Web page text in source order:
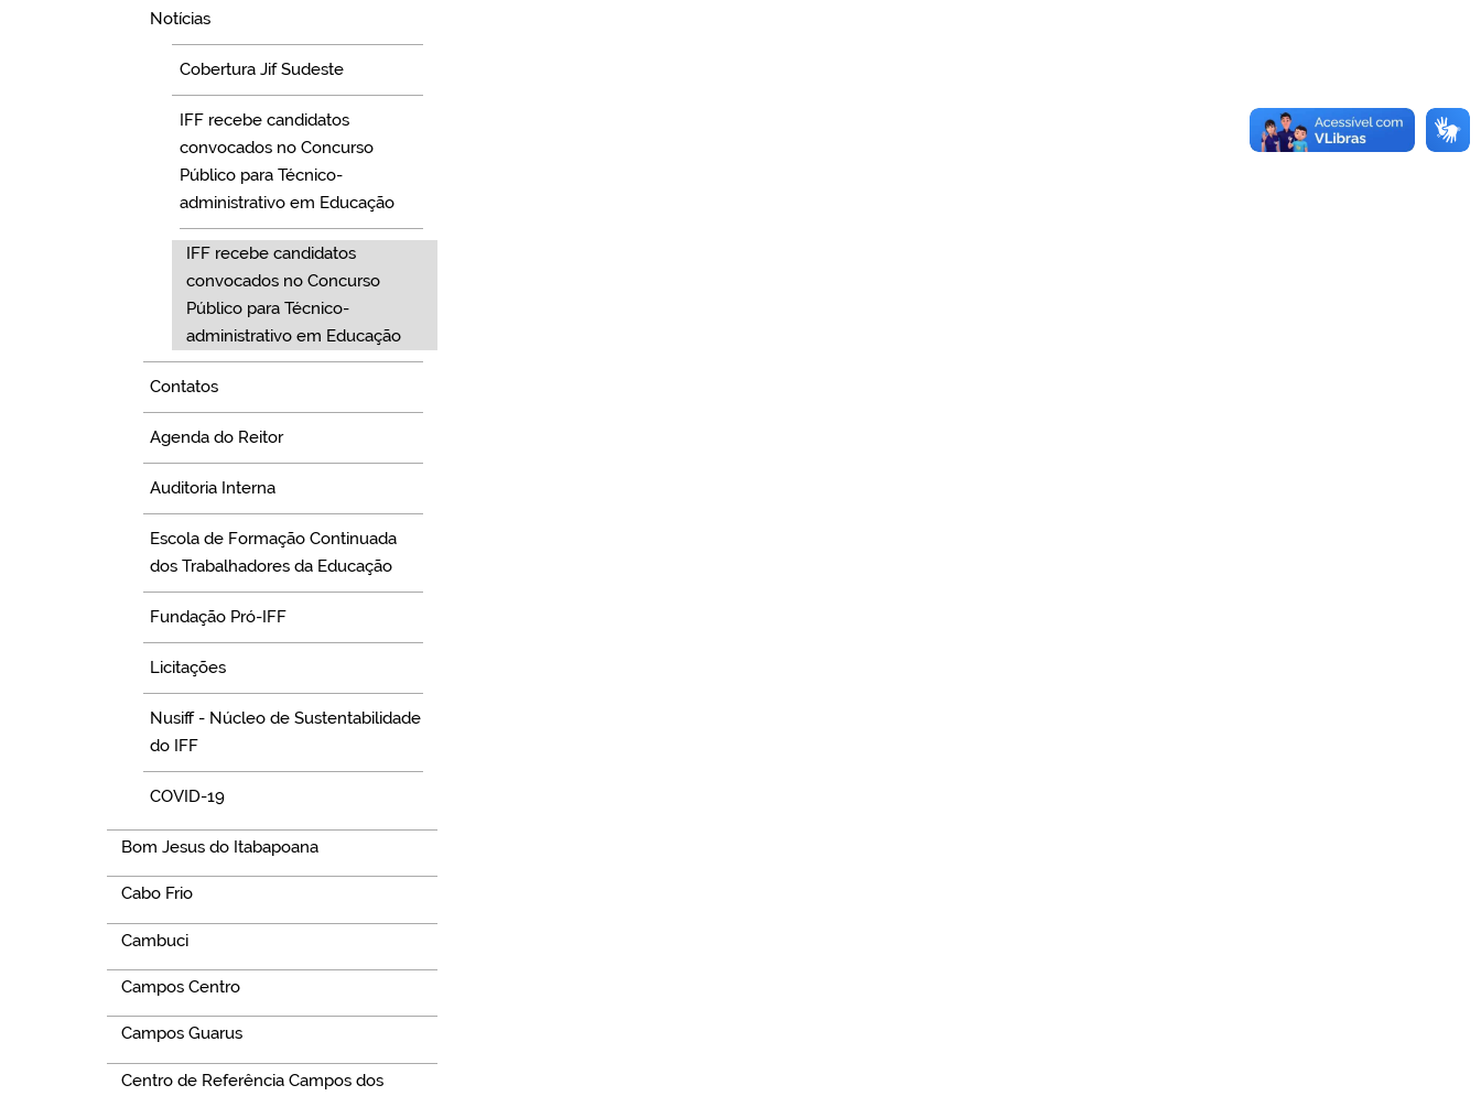
Notícias
Cobertura Jif Sudeste
IFF recebe candidatos
convocados no Concurso
Público para Técnico-
administrativo em Educação
IFF recebe candidatos
convocados no Concurso
Público para Técnico-
administrativo em Educação
Contatos
Agenda do Reitor
Auditoria Interna
Escola de Formação Continuada
dos Trabalhadores da Educação
Fundação Pró-IFF
Licitações
Nusiff - Núcleo de Sustentabilidade
do IFF
COVID-19
Bom Jesus do Itabapoana
Cabo Frio
Cambuci
Campos Centro
Campos Guarus
Centro de Referência Campos dos